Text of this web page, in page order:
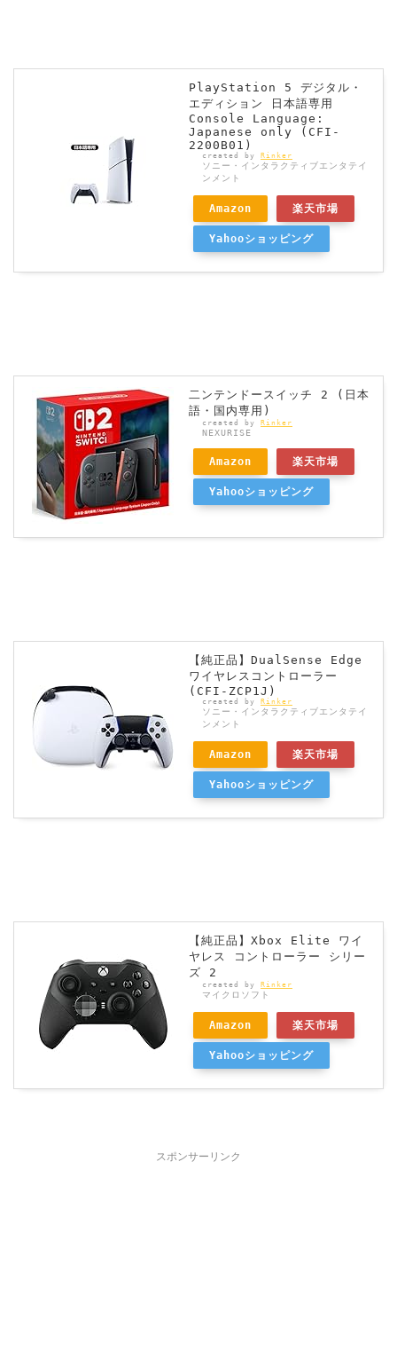
PlayStation 5 デジタル・
エディション 日本語専用
Console Language:
Japanese only (CFI-
2200B01)
created by Rinker
ソニー・インタラクティブエンタテイ
ンメント
Amazon 楽天市場
Yahooショッピング
二ンテンドースイッチ 2 (日本
語・国内専用)
created by Rinker
NEXURISE
Amazon 楽天市場
Yahooショッピング
【純正品】DualSense Edge
ワイヤレスコントローラー
(CFI-ZCP1J)
created by Rinker
ソニー・インタラクティブエンタテイ
ンメント
Amazon 楽天市場
Yahooショッピング
【純正品】Xbox Elite ワイ
ヤレス コントローラー シリー
ズ 2
created by Rinker
マイクロソフト
Amazon 楽天市場
Yahooショッピング
スポンサーリンク